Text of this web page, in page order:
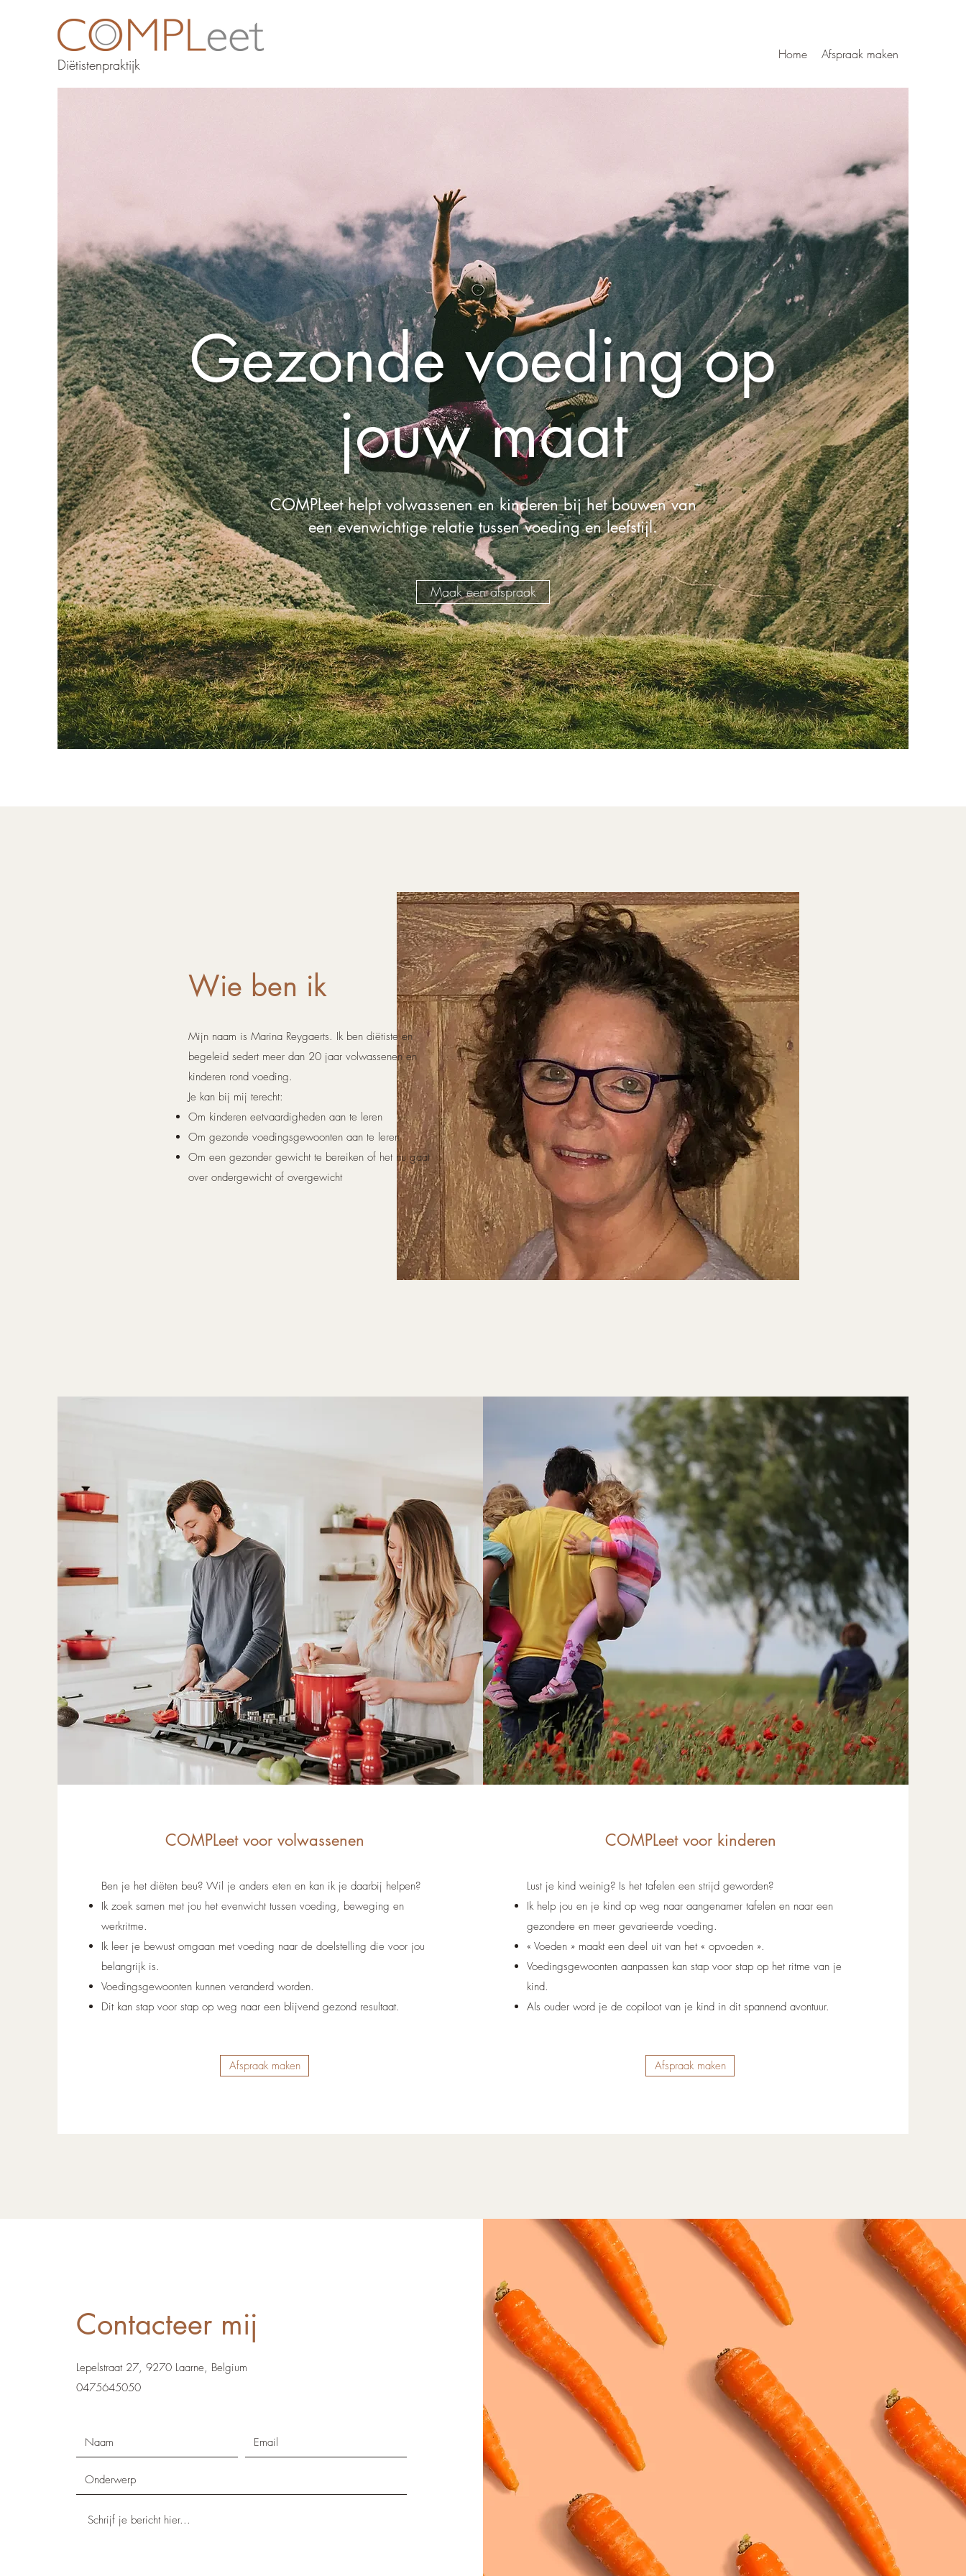
Diëtistenpraktijk
Home Afspraak maken
Gezonde voeding op
jouw maat
COMPLeet helpt volwassenen en kinderen bij het bouwen van
een evenwichtige relatie tussen voeding en leefstijl.
Maak een afspraak
Wie ben ik
Mijn naam is Marina Reygaerts. Ik ben diëtiste en
begeleid sedert meer dan 20 jaar volwassenen en
kinderen rond voeding.
Je kan bij mij terecht:
Om kinderen eetvaardigheden aan te leren
Om gezonde voedingsgewoonten aan te leren
Om een gezonder gewicht te bereiken of het nu gaat
over ondergewicht of overgewicht
COMPLeet voor volwassenen
Ben je het diëten beu? Wil je anders eten en kan ik je daarbij helpen?
Ik zoek samen met jou het evenwicht tussen voeding, beweging en
werkritme.
Ik leer je bewust omgaan met voeding naar de doelstelling die voor jou
belangrijk is.
Voedingsgewoonten kunnen veranderd worden.
Dit kan stap voor stap op weg naar een blijvend gezond resultaat.
Afspraak maken
COMPLeet voor kinderen
Lust je kind weinig? Is het tafelen een strijd geworden?
Ik help jou en je kind op weg naar aangenamer tafelen en naar een
gezondere en meer gevarieerde voeding.
« Voeden » maakt een deel uit van het « opvoeden ».
Voedingsgewoonten aanpassen kan stap voor stap op het ritme van je
kind.
Als ouder word je de copiloot van je kind in dit spannend avontuur.
Afspraak maken
Contacteer mij
Lepelstraat 27, 9270 Laarne, Belgium
0475645050